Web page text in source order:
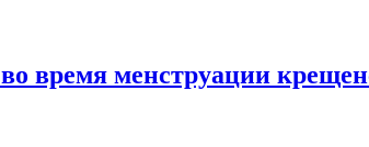
время менструации